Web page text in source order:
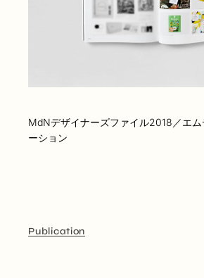
MdNデザイナーズファイル2018／エ
ーション
Publication